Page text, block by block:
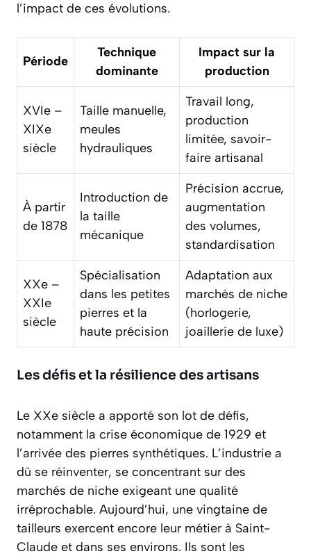
l’impact de ces évolutions.
Période
Technique
dominante
Impact sur la
production
XVIe –
XIXe
siècle
Taille manuelle,
meules
hydrauliques
Travail long,
production
limitée, savoir-
faire artisanal
À partir
de 1878
Introduction de
la taille
mécanique
Précision accrue,
augmentation
des volumes,
standardisation
XXe –
XXIe
siècle
Spécialisation
dans les petites
pierres et la
haute précision
Adaptation aux
marchés de niche
(horlogerie,
joaillerie de luxe)
Les défis et la résilience des artisans
Le XXe siècle a apporté son lot de défis,
notamment la crise économique de 1929 et
l’arrivée des pierres synthétiques. L’industrie a
dû se réinventer, se concentrant sur des
marchés de niche exigeant une qualité
irréprochable. Aujourd’hui, une vingtaine de
tailleurs exercent encore leur métier à Saint-
Claude et dans ses environs. Ils sont les